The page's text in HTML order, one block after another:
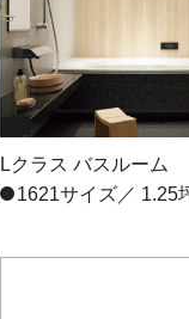
Lクラス バスルーム
1621サイズ／ 1.25